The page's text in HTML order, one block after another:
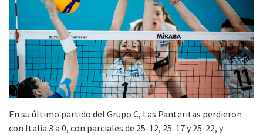
En su último partido del Grupo C, Las Panteritas perdieron
con Italia 3 a 0, con parciales de 25-12, 25-17 y 25-22, y